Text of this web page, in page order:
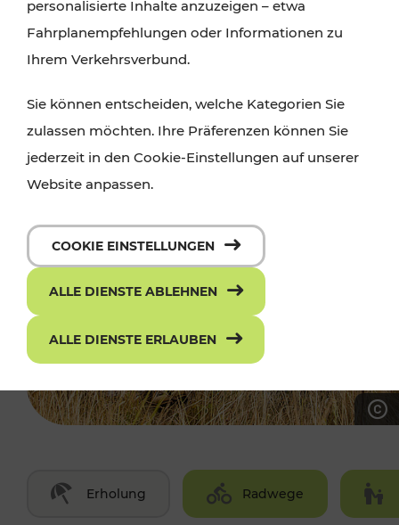
Erholung Radwege
personalisierte Inhalte anzuzeigen – etwa
Fahrplanempfehlungen oder Informationen zu
Ihrem Verkehrsverbund.
Sie können entscheiden, welche Kategorien Sie
zulassen möchten. Ihre Präferenzen können Sie
jederzeit in den Cookie-Einstellungen auf unserer
Website anpassen.
COOKIE EINSTELLUNGEN
ALLE DIENSTE ABLEHNEN
ALLE DIENSTE ERLAUBEN